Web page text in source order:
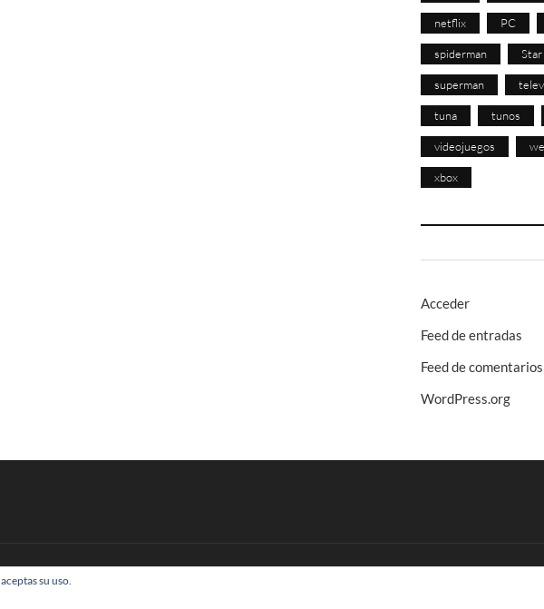
netflix PC
spiderman
superman
tuna tunos
videojuegos
xbox
Acceder
Feed de entradas
Feed de comentarios
WordPress.org
| © Todos los derechos reservados
su uso.